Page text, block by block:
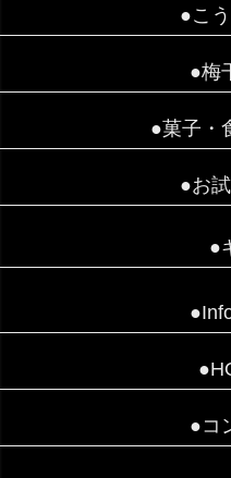
●こ
●梅
●菓子・
●お
●
●コ